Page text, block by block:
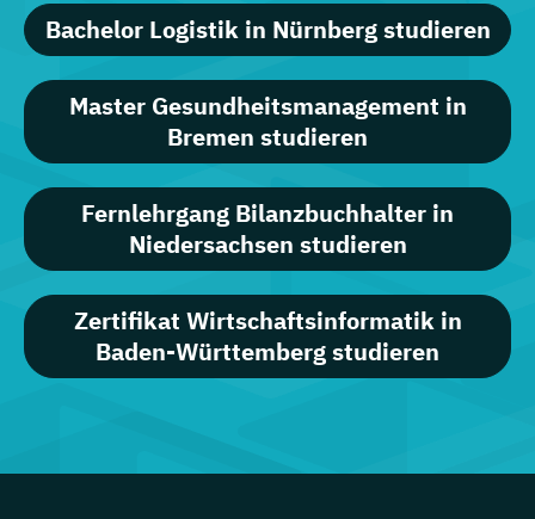
Bachelor Logistik in Nürnberg studieren
Master Gesundheitsmanagement in
Bremen studieren
Fernlehrgang Bilanzbuchhalter in
Niedersachsen studieren
Zertifikat Wirtschaftsinformatik in
Baden-Württemberg studieren